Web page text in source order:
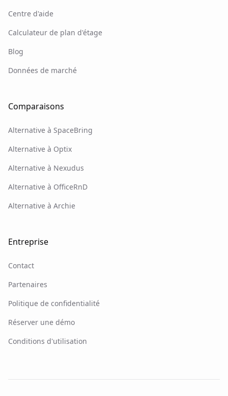
Centre d'aide
Calculateur de plan d'étage
Blog
Données de marché
Comparaisons
Alternative à SpaceBring
Alternative à Optix
Alternative à Nexudus
Alternative à OfficeRnD
Alternative à Archie
Entreprise
Contact
Partenaires
Politique de confidentialité
Réserver une démo
Conditions d'utilisation